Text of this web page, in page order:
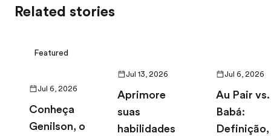
Related stories
Featured
Jul 6, 2026
Conheça
Genilson, o
Jul 13, 2026
Aprimore
suas
habilidades
Jul 6, 2026
Au Pair vs.
Babá:
Definição,